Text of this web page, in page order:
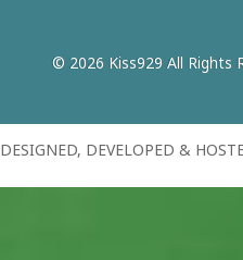
© 2026 Kiss929 All Rights
DESIGNED, DEVELOPED &